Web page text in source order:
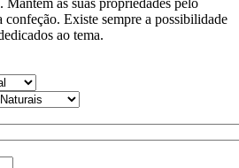
Mantém as suas propriedades pelo
confeção. Existe sempre a possibilidade
ao tema.